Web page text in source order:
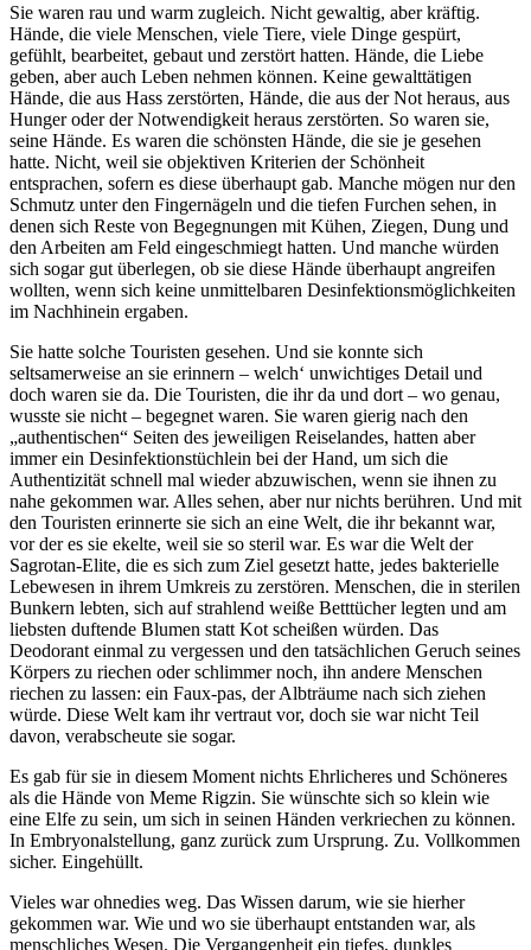
Sie waren rau und warm zugleich. Nicht gewaltig, aber kräftig.
Hände, die viele Menschen, viele Tiere, viele Dinge gespürt,
gefühlt, bearbeitet, gebaut und zerstört hatten. Hände, die Liebe
geben, aber auch Leben nehmen können. Keine gewalttätigen
Hände, die aus Hass zerstörten, Hände, die aus der Not heraus, aus
Hunger oder der Notwendigkeit heraus zerstörten. So waren sie,
seine Hände. Es waren die schönsten Hände, die sie je gesehen
hatte. Nicht, weil sie objektiven Kriterien der Schönheit
entsprachen, sofern es diese überhaupt gab. Manche mögen nur den
Schmutz unter den Fingernägeln und die tiefen Furchen sehen, in
denen sich Reste von Begegnungen mit Kühen, Ziegen, Dung und
den Arbeiten am Feld eingeschmiegt hatten. Und manche würden
sich sogar gut überlegen, ob sie diese Hände überhaupt angreifen
wollten, wenn sich keine unmittelbaren Desinfektionsmöglichkeiten
im Nachhinein ergaben.
Sie hatte solche Touristen gesehen. Und sie konnte sich
seltsamerweise an sie erinnern – welch‘ unwichtiges Detail und
doch waren sie da. Die Touristen, die ihr da und dort – wo genau,
wusste sie nicht – begegnet waren. Sie waren gierig nach den
„authentischen“ Seiten des jeweiligen Reiselandes, hatten aber
immer ein Desinfektionstüchlein bei der Hand, um sich die
Authentizität schnell mal wieder abzuwischen, wenn sie ihnen zu
nahe gekommen war. Alles sehen, aber nur nichts berühren. Und mit
den Touristen erinnerte sie sich an eine Welt, die ihr bekannt war,
vor der es sie ekelte, weil sie so steril war. Es war die Welt der
Sagrotan-Elite, die es sich zum Ziel gesetzt hatte, jedes bakterielle
Lebewesen in ihrem Umkreis zu zerstören. Menschen, die in sterilen
Bunkern lebten, sich auf strahlend weiße Betttücher legten und am
liebsten duftende Blumen statt Kot scheißen würden. Das
Deodorant einmal zu vergessen und den tatsächlichen Geruch seines
Körpers zu riechen oder schlimmer noch, ihn andere Menschen
riechen zu lassen: ein Faux-pas, der Albträume nach sich ziehen
würde. Diese Welt kam ihr vertraut vor, doch sie war nicht Teil
davon, verabscheute sie sogar.
Es gab für sie in diesem Moment nichts Ehrlicheres und Schöneres
als die Hände von Meme Rigzin. Sie wünschte sich so klein wie
eine Elfe zu sein, um sich in seinen Händen verkriechen zu können.
In Embryonalstellung, ganz zurück zum Ursprung. Zu. Vollkommen
sicher. Eingehüllt.
Vieles war ohnedies weg. Das Wissen darum, wie sie hierher
gekommen war. Wie und wo sie überhaupt entstanden war, als
menschliches Wesen. Die Vergangenheit ein tiefes, dunkles